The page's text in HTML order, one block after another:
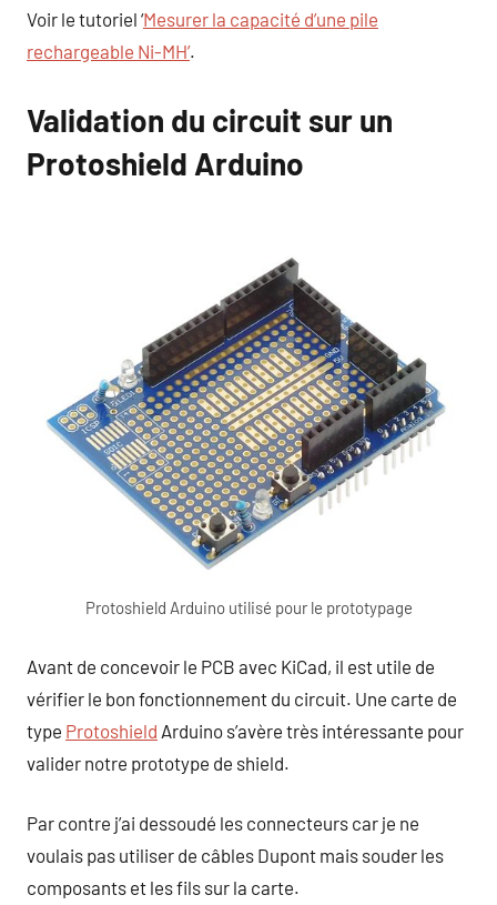
Voir le tutoriel ‘Mesurer la capacité d’une pile
rechargeable Ni-MH’.
Validation du circuit sur un
Protoshield Arduino
Protoshield Arduino utilisé pour le prototypage
Avant de concevoir le PCB avec KiCad, il est utile de
vérifier le bon fonctionnement du circuit. Une carte de
type Protoshield Arduino s’avère très intéressante pour
valider notre prototype de shield.
Par contre j’ai dessoudé les connecteurs car je ne
voulais pas utiliser de câbles Dupont mais souder les
composants et les fils sur la carte.